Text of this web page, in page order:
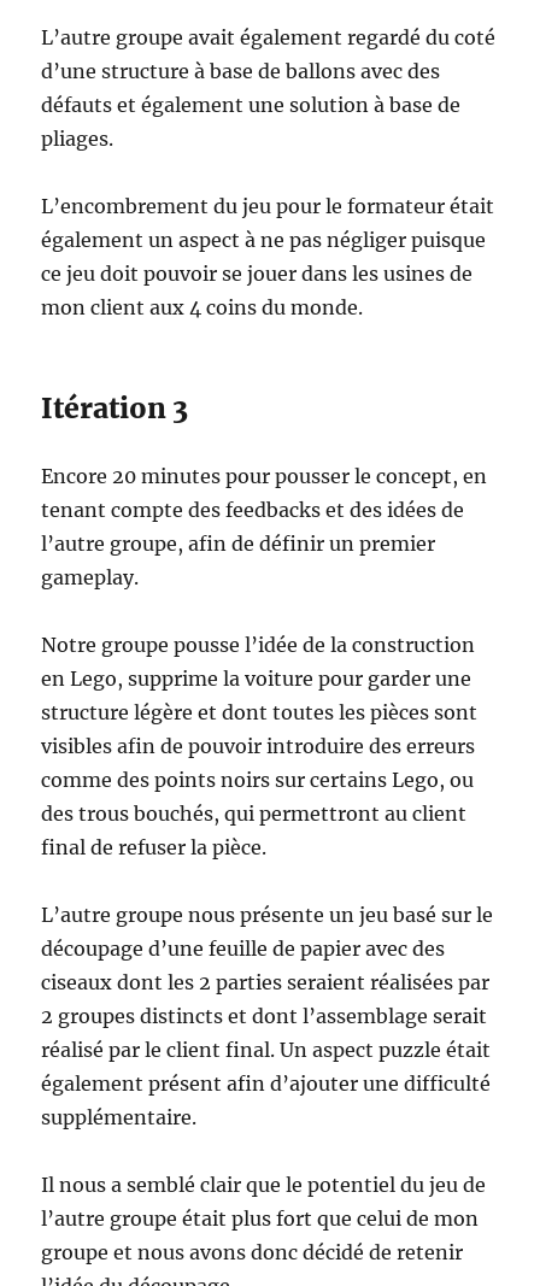
L’autre groupe avait également regardé du coté
d’une structure à base de ballons avec des
défauts et également une solution à base de
pliages.
L’encombrement du jeu pour le formateur était
également un aspect à ne pas négliger puisque
ce jeu doit pouvoir se jouer dans les usines de
mon client aux 4 coins du monde.
Itération 3
Encore 20 minutes pour pousser le concept, en
tenant compte des feedbacks et des idées de
l’autre groupe, afin de définir un premier
gameplay.
Notre groupe pousse l’idée de la construction
en Lego, supprime la voiture pour garder une
structure légère et dont toutes les pièces sont
visibles afin de pouvoir introduire des erreurs
comme des points noirs sur certains Lego, ou
des trous bouchés, qui permettront au client
final de refuser la pièce.
L’autre groupe nous présente un jeu basé sur le
découpage d’une feuille de papier avec des
ciseaux dont les 2 parties seraient réalisées par
2 groupes distincts et dont l’assemblage serait
réalisé par le client final. Un aspect puzzle était
également présent afin d’ajouter une difficulté
supplémentaire.
Il nous a semblé clair que le potentiel du jeu de
l’autre groupe était plus fort que celui de mon
groupe et nous avons donc décidé de retenir